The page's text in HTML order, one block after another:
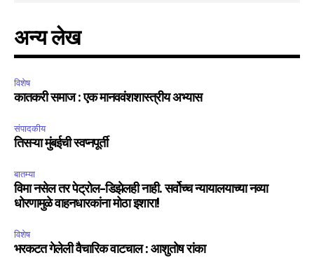
अन्य लेख
विशेष
कातकरी समाज : एक मानववंशशास्त्रीय अभ्यास
संपादकीय
तिसऱ्या मुंबईची स्वप्नपूर्ती
बातम्या
विमा नसेल तर पेट्रोल-डिझेलही नाही. सर्वोच्च न्यायालयाच्या नव्या
धोरणामुळे वाहनधारकांना मोठा इशारा!
विशेष
भरकटत गेलेली वैचारिक वाटचाल : आशुतोष रांका